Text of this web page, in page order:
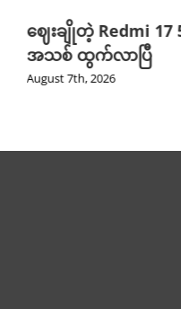
ဈေးချိုတဲ့ Redmi 17
အသစ် ထွက်လာပြီ
August 7th, 2026